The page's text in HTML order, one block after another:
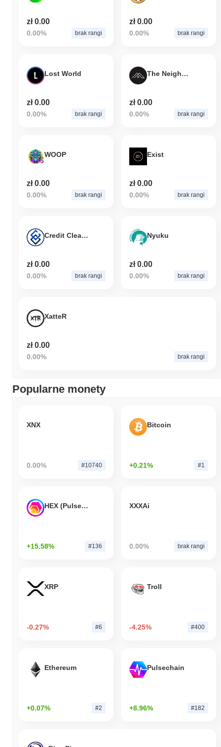
zł 0.00
0.00% brak rangi
zł 0.00
0.00% brak rangi
Lost World
zł 0.00
0.00% brak rangi
The Neighbours
zł 0.00
0.00% brak rangi
WOOP
zł 0.00
0.00% brak rangi
Exist
zł 0.00
0.00% brak rangi
Credit Cleaner
zł 0.00
0.00% brak rangi
Nyuku
zł 0.00
0.00% brak rangi
XatteR
zł 0.00
0.00% brak rangi
Popularne monety
XNX
0.00% #10740
Bitcoin
+0.21% #1
HEX (Pulsechain)
+15.58% #136
XXXAi
0.00% brak rangi
XRP
-0.27% #6
Troll
-4.25% #400
Ethereum
+0.07% #2
Pulsechain
+8.96% #182